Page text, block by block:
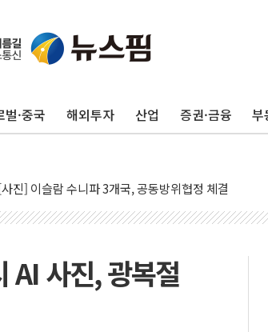
벌·중국 해외투자 산업 증권·금융 부
란의 핵심 원유 수출항 '하르그섬', 최근 1주일 이상 '
美 고용 쇼크에 엔화 장중 급등…시장은 "또 개입했나"
욕증시 프리뷰, 美 고용 쇼크에 금리 인상 우려 후퇴
합] 美 7월 고용 2만3000명 감소 '쇼크'…9월 금리
욕증시 개장 전 특징주...아틀라시안·클라우드플레
훈부, 미 DPAA와 MOU… "6·25 미군 실종자 7359
특정 정치인 측근 포항시 정책특보 내정설...포항시 '시끌'
"해남 태양광, 대한민국 다음 100년 밑거름…수도
李 대통령, '6시간 마라톤 부동산 2차 회의' 주재… "전
AI 사진, 광복절